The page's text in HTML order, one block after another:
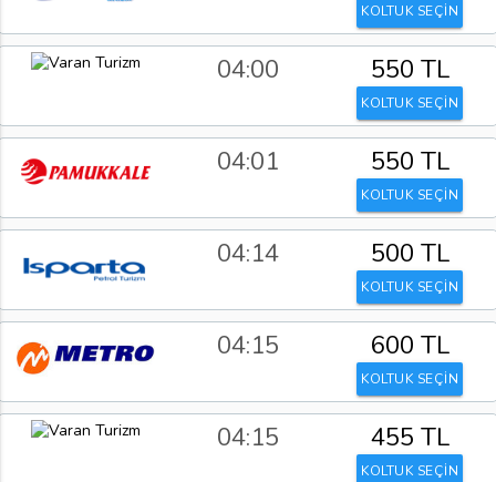
KOLTUK SEÇİN
04:00 550 TL
KOLTUK SEÇİN
04:01 550 TL
KOLTUK SEÇİN
04:14 500 TL
KOLTUK SEÇİN
04:15 600 TL
KOLTUK SEÇİN
04:15 455 TL
KOLTUK SEÇİN